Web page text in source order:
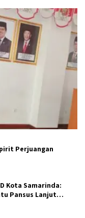
Perjuangan
Kota Samarinda:
Pansus Lanjut